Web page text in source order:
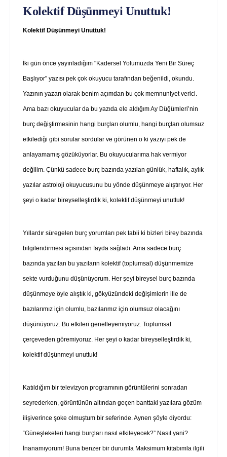
Kolektif Düşünmeyi Unuttuk!
Kolektif Düşünmeyi Unuttuk!
İki gün önce yayınladığım "Kadersel Yolumuzda Yeni Bir Süreç
Başlıyor" yazısı pek çok okuyucu tarafından beğenildi, okundu.
Yazının yazarı olarak benim açımdan bu çok memnuniyet verici.
Ama bazı okuyucular da bu yazıda ele aldığım Ay Düğümleri’nin
burç değiştirmesinin hangi burçları olumlu, hangi burçları olumsuz
etkilediği gibi sorular sordular ve görünen o ki yazıyı pek de
anlayamamış gözüküyorlar. Bu okuyucularıma hak vermiyor
değilim. Çünkü sadece burç bazında yazılan günlük, haftalık, aylık
yazılar astroloji okuyucusunu bu yönde düşünmeye alıştırıyor. Her
şeyi o kadar bireyselleştirdik ki, kolektif düşünmeyi unuttuk!
Yıllardır süregelen burç yorumları pek tabii ki bizleri birey bazında
bilgilendirmesi açısından fayda sağladı. Ama sadece burç
bazında yazılan bu yazıların kolektif (toplumsal) düşünmemize
sekte vurduğunu düşünüyorum. Her şeyi bireysel burç bazında
düşünmeye öyle alıştık ki, gökyüzündeki değişimlerin ille de
bazılarımız için olumlu, bazılarımız için olumsuz olacağını
düşünüyoruz. Bu etkileri genelleyemiyoruz. Toplumsal
çerçeveden göremiyoruz. Her şeyi o kadar bireyselleştirdik ki,
kolektif düşünmeyi unuttuk!
Katıldığım bir televizyon programının görüntülerini sonradan
seyrederken, görüntünün altından geçen banttaki yazılara gözüm
ilişiverince şoke olmuştum bir seferinde. Aynen şöyle diyordu:
“Güneşlekeleri hangi burçları nasıl etkileyecek?” Nasıl yani?
İnanamıyorum! Buna benzer bir durumla Maksimum kitabımla ilgili